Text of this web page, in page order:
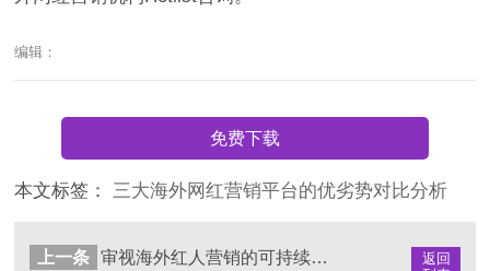
编辑：
免费下载
本文标签：三大海外网红营销平台的优劣势对比分析
返回
上一条
审视海外红人营销的可持续发展：一炮而红还是长久影响？